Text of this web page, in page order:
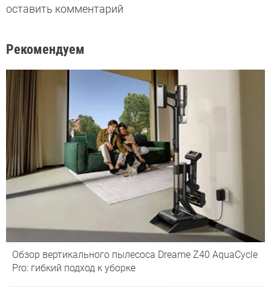
оставить комментарий
Рекомендуем
Обзор вертикального пылесоса Dreame Z40 AquaCycle
Pro: гибкий подход к уборке